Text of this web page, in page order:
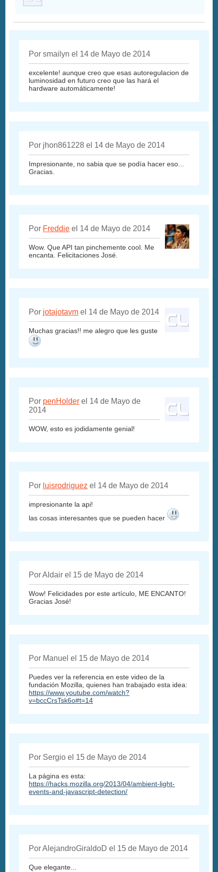
Por smailyn el 14 de Mayo de 2014
excelente! aunque creo que esas autoregulacion de
luminosidad en futuro creo que las hará el
hardware automáticamente!
Por jhon861228 el 14 de Mayo de 2014
Impresionante, no sabia que se podía hacer eso...
Gracias.
Por Freddie el 14 de Mayo de 2014
Wow. Que API tan pinchemente cool. Me
encanta. Felicitaciones José.
Por jotajotavm el 14 de Mayo de 2014
Muchas gracias!! me alegro que les guste
Por penHolder el 14 de Mayo de
2014
WOW, esto es jodidamente genial!
Por luisrodriguez el 14 de Mayo de 2014
impresionante la api!
las cosas interesantes que se pueden hacer
Por Aldair el 15 de Mayo de 2014
Wow! Felicidades por este artículo, ME ENCANTO!
Gracias José!
Por Manuel el 15 de Mayo de 2014
Puedes ver la referencia en este video de la
fundación Mozilla, quienes han trabajado esta idea:
https://www.youtube.com/watch?
v=bccCrsTsk6o#t=14
Por Sergio el 15 de Mayo de 2014
La página es esta:
https://hacks.mozilla.org/2013/04/ambient-light-
events-and-javascript-detection/
Por AlejandroGiraldoD el 15 de Mayo de 2014
Que elegante...